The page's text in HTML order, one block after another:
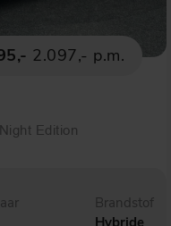
2.097,- p.m.
Edition
Brandstof
Hybride